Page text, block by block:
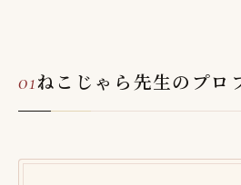
ねこじゃら先生のプロ